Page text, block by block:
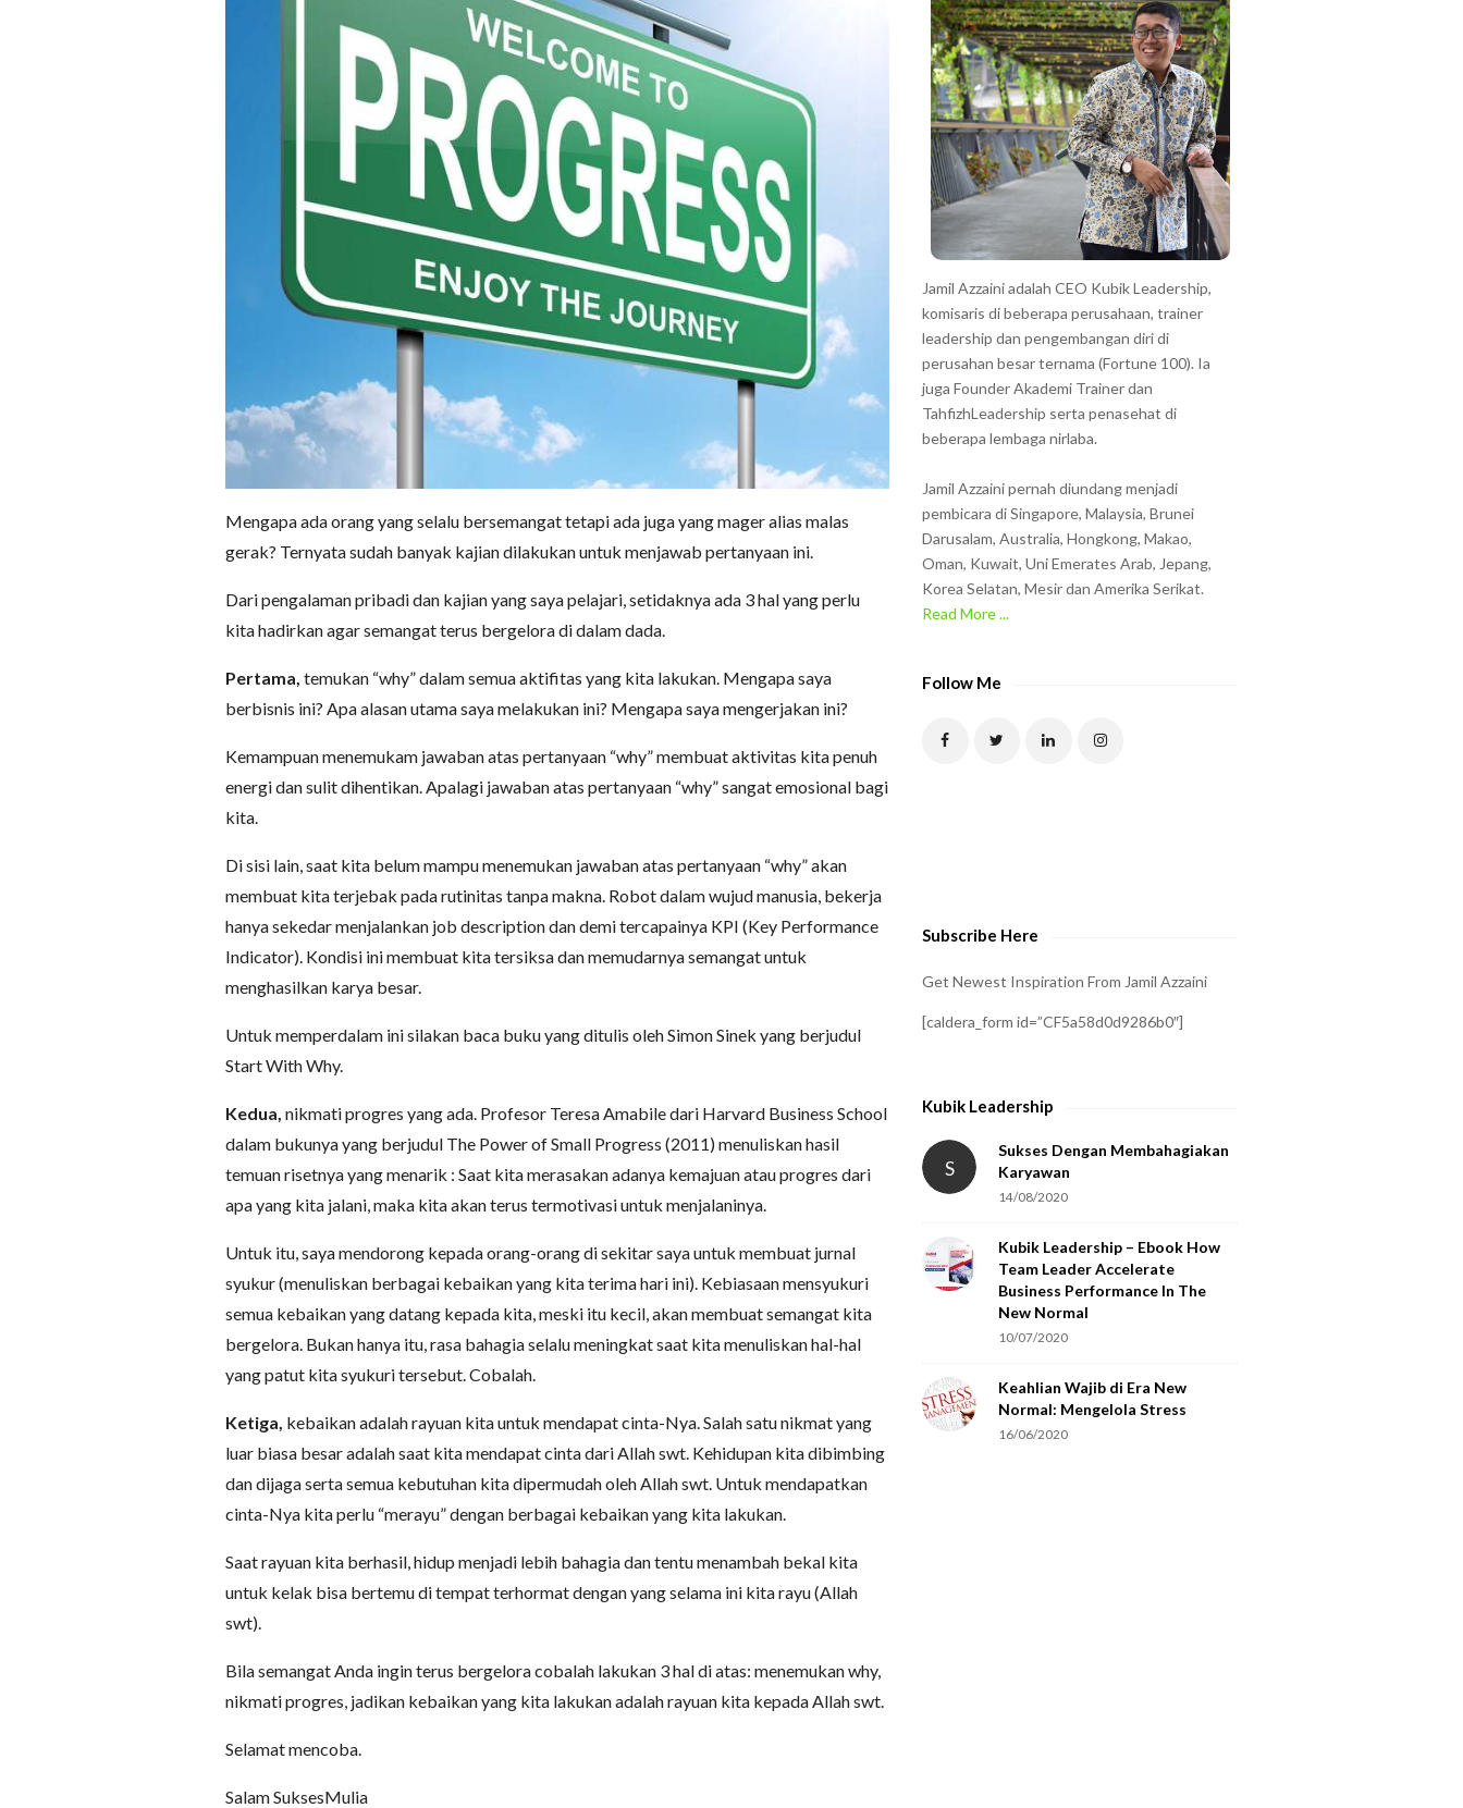
Mengapa ada orang yang selalu bersemangat tetapi ada juga yang mager alias malas
gerak? Ternyata sudah banyak kajian dilakukan untuk menjawab pertanyaan ini.
Dari pengalaman pribadi dan kajian yang saya pelajari, setidaknya ada 3 hal yang perlu
kita hadirkan agar semangat terus bergelora di dalam dada.
Pertama, temukan “why” dalam semua aktifitas yang kita lakukan. Mengapa saya
berbisnis ini? Apa alasan utama saya melakukan ini? Mengapa saya mengerjakan ini?
Kemampuan menemukam jawaban atas pertanyaan “why” membuat aktivitas kita penuh
energi dan sulit dihentikan. Apalagi jawaban atas pertanyaan “why” sangat emosional bagi
kita.
Di sisi lain, saat kita belum mampu menemukan jawaban atas pertanyaan “why” akan
membuat kita terjebak pada rutinitas tanpa makna. Robot dalam wujud manusia, bekerja
hanya sekedar menjalankan job description dan demi tercapainya KPI (Key Performance
Indicator). Kondisi ini membuat kita tersiksa dan memudarnya semangat untuk
menghasilkan karya besar.
Untuk memperdalam ini silakan baca buku yang ditulis oleh Simon Sinek yang berjudul
Start With Why.
Kedua, nikmati progres yang ada. Profesor Teresa Amabile dari Harvard Business School
dalam bukunya yang berjudul The Power of Small Progress (2011) menuliskan hasil
temuan risetnya yang menarik : Saat kita merasakan adanya kemajuan atau progres dari
apa yang kita jalani, maka kita akan terus termotivasi untuk menjalaninya.
Untuk itu, saya mendorong kepada orang-orang di sekitar saya untuk membuat jurnal
syukur (menuliskan berbagai kebaikan yang kita terima hari ini). Kebiasaan mensyukuri
semua kebaikan yang datang kepada kita, meski itu kecil, akan membuat semangat kita
bergelora. Bukan hanya itu, rasa bahagia selalu meningkat saat kita menuliskan hal-hal
yang patut kita syukuri tersebut. Cobalah.
Ketiga, kebaikan adalah rayuan kita untuk mendapat cinta-Nya. Salah satu nikmat yang
luar biasa besar adalah saat kita mendapat cinta dari Allah swt. Kehidupan kita dibimbing
dan dijaga serta semua kebutuhan kita dipermudah oleh Allah swt. Untuk mendapatkan
cinta-Nya kita perlu “merayu” dengan berbagai kebaikan yang kita lakukan.
Saat rayuan kita berhasil, hidup menjadi lebih bahagia dan tentu menambah bekal kita
untuk kelak bisa bertemu di tempat terhormat dengan yang selama ini kita rayu (Allah
swt).
Bila semangat Anda ingin terus bergelora cobalah lakukan 3 hal di atas: menemukan why,
nikmati progres, jadikan kebaikan yang kita lakukan adalah rayuan kita kepada Allah swt.
Selamat mencoba.
Salam SuksesMulia
Jamil Azzaini adalah CEO Kubik Leadership,
komisaris di beberapa perusahaan, trainer
leadership dan pengembangan diri di
perusahan besar ternama (Fortune 100). Ia
juga Founder Akademi Trainer dan
TahfizhLeadership serta penasehat di
beberapa lembaga nirlaba.
Jamil Azzaini pernah diundang menjadi
pembicara di Singapore, Malaysia, Brunei
Darusalam, Australia, Hongkong, Makao,
Oman, Kuwait, Uni Emerates Arab, Jepang,
Korea Selatan, Mesir dan Amerika Serikat.
Read More ...
Follow Me
Subscribe Here
Get Newest Inspiration From Jamil Azzaini
[caldera_form id=”CF5a58d0d9286b0″]
Kubik Leadership
S
Sukses Dengan Membahagiakan
Karyawan
14/08/2020
Kubik Leadership – Ebook How
Team Leader Accelerate
Business Performance In The
New Normal
10/07/2020
Keahlian Wajib di Era New
Normal: Mengelola Stress
16/06/2020